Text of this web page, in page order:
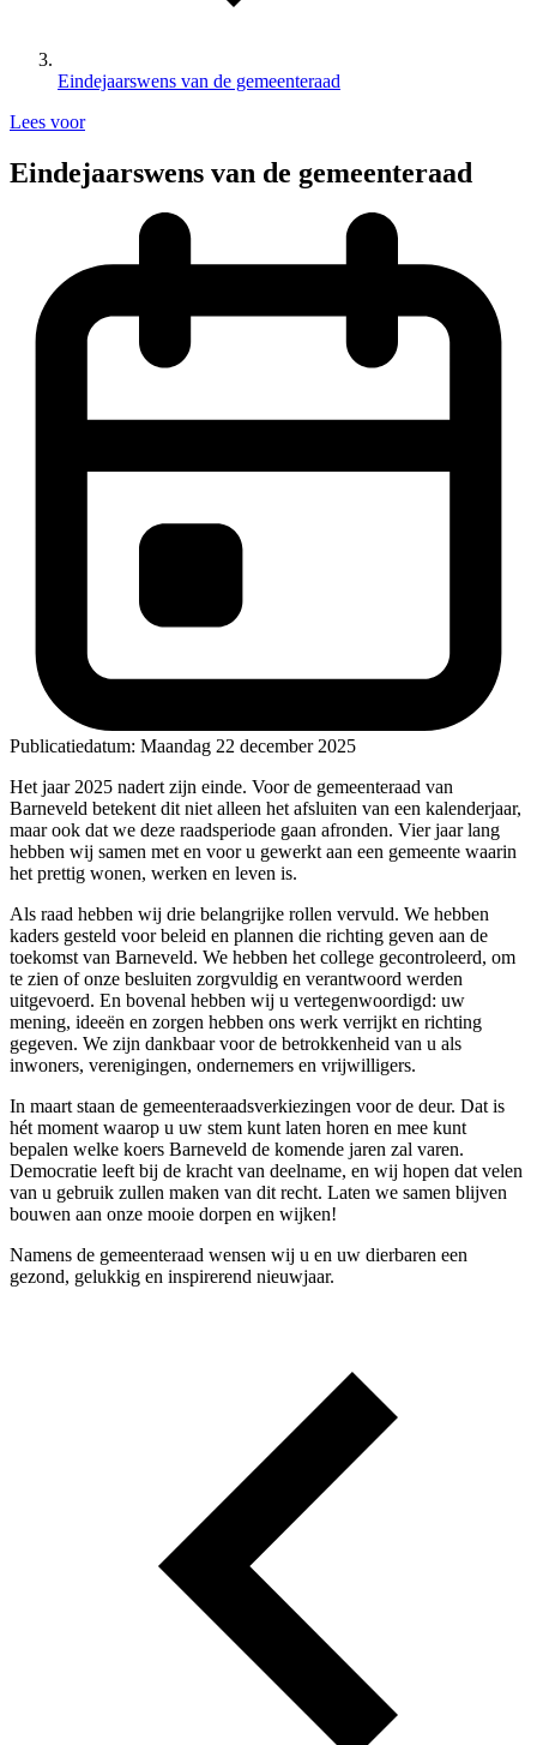
Eindejaarswens van de gemeenteraad
Lees voor
Eindejaarswens van de gemeenteraad
Publicatiedatum: Maandag 22 december 2025
Het jaar 2025 nadert zijn einde. Voor de gemeenteraad van
Barneveld betekent dit niet alleen het afsluiten van een kalenderjaar,
maar ook dat we deze raadsperiode gaan afronden. Vier jaar lang
hebben wij samen met en voor u gewerkt aan een gemeente waarin
het prettig wonen, werken en leven is.
Als raad hebben wij drie belangrijke rollen vervuld. We hebben
kaders gesteld voor beleid en plannen die richting geven aan de
toekomst van Barneveld. We hebben het college gecontroleerd, om
te zien of onze besluiten zorgvuldig en verantwoord werden
uitgevoerd. En bovenal hebben wij u vertegenwoordigd: uw
mening, ideeën en zorgen hebben ons werk verrijkt en richting
gegeven. We zijn dankbaar voor de betrokkenheid van u als
inwoners, verenigingen, ondernemers en vrijwilligers.
In maart staan de gemeenteraadsverkiezingen voor de deur. Dat is
hét moment waarop u uw stem kunt laten horen en mee kunt
bepalen welke koers Barneveld de komende jaren zal varen.
Democratie leeft bij de kracht van deelname, en wij hopen dat velen
van u gebruik zullen maken van dit recht. Laten we samen blijven
bouwen aan onze mooie dorpen en wijken!
Namens de gemeenteraad wensen wij u en uw dierbaren een
gezond, gelukkig en inspirerend nieuwjaar.